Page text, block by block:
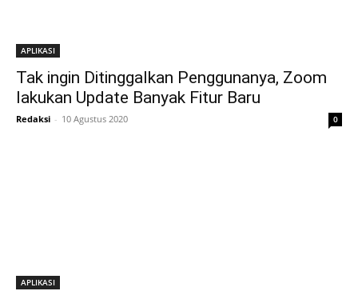
APLIKASI
Tak ingin Ditinggalkan Penggunanya, Zoom
lakukan Update Banyak Fitur Baru
Redaksi - 10 Agustus 2020 0
APLIKASI